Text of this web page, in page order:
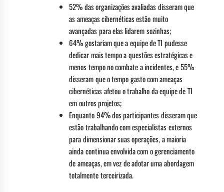
52% das organizações avaliadas disseram que
as ameaças cibernéticas estão muito
avançadas para elas lidarem sozinhas;
64% gostariam que a equipe de TI pudesse
dedicar mais tempo a questões estratégicas e
menos tempo no combate a incidentes, e 55%
disseram que o tempo gasto com ameaças
cibernéticas afetou o trabalho da equipe de TI
em outros projetos;
Enquanto 94% dos participantes disseram que
estão trabalhando com especialistas externos
para dimensionar suas operações, a maioria
ainda continua envolvida com o gerenciamento
de ameaças, em vez de adotar uma abordagem
totalmente terceirizada.